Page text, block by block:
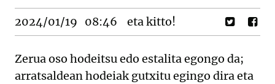
2024/01/19 08:46 eta kitto!
Zerua oso hodeitsu edo estalita egongo da;
arratsaldean hodeiak gutxitu egingo dira eta